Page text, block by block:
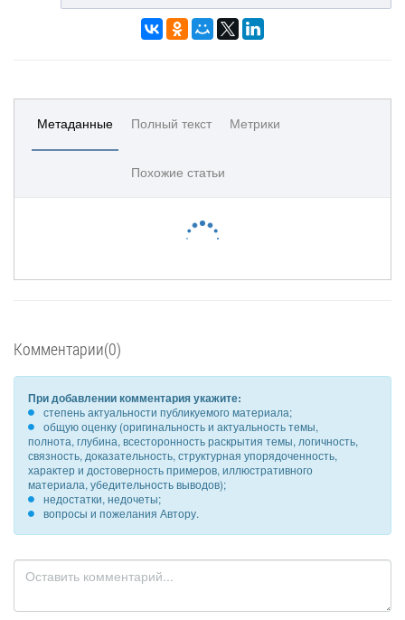
Метаданные Полный текст Метрики
Похожие статьи
Комментарии(0)
При добавлении комментария укажите:
степень актуальности публикуемого материала;
общую оценку (оригинальность и актуальность темы,
полнота, глубина, всесторонность раскрытия темы, логичность,
связность, доказательность, структурная упорядоченность,
характер и достоверность примеров, иллюстративного
материала, убедительность выводов);
недостатки, недочеты;
вопросы и пожелания Автору.